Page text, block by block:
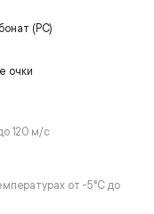
(РС)
очки
120 м/с
от -5°С до